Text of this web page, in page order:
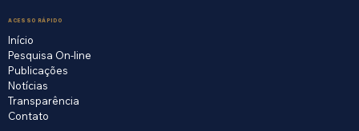
ACESSO RÁPIDO
Início
Pesquisa On-line
Publicações
Notícias
Transparência
Contato